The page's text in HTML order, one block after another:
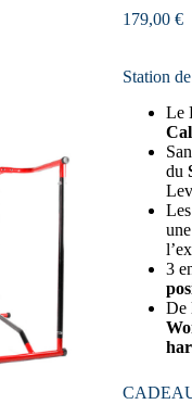
179,00 €
Station
Le
du
une
3
De